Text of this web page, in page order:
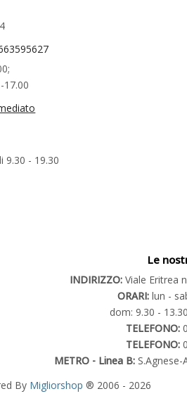
17.00
9.30 - 19.30
Le
INDIRIZZO: Viale Eritrea
ORARI: lun -
dom: 9.30 -
TELEFONO:
TELEFONO:
METRO - Linea B:S.Agnese-
By Migliorshop ® 2006 - 2026